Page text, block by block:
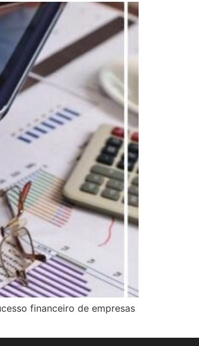
financeiro de empresas